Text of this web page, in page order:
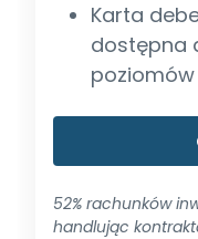
Karta
dostępna
52% rachunków
handlując